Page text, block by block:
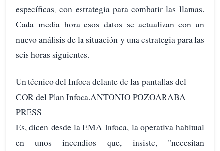
específicas, con estrategia para combatir las llamas.
Cada media hora esos datos se actualizan con un
nuevo análisis de la situación y una estrategia para las
seis horas siguientes.
Un técnico del Infoca delante de las pantallas del
COR del Plan Infoca.ANTONIO POZOARABA
PRESS
Es, dicen desde la EMA Infoca, la operativa habitual
en unos incendios que, insiste, "necesitan